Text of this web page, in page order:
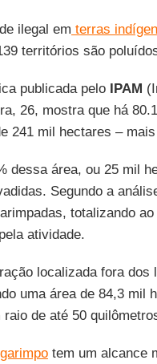
ilegal em terras
territórios são
publicada peloIPAM
26, mostra que há
241 mil hectares –
dessa área, ou 25 mil
Segundo a
totalizando
atividade.
localizada fora
uma área de 84,3 mil
de até 50
tem um alcance